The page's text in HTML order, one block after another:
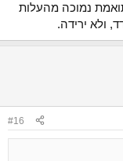
נמוכה מהעלות
ולא ירידה.
#16